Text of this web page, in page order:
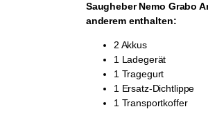
Saugheber Nemo Grabo
anderem enthalten:
2 Akkus
1 Ladegerät
1 Tragegurt
1 Ersatz-Dichtlippe
1 Transportkoffer